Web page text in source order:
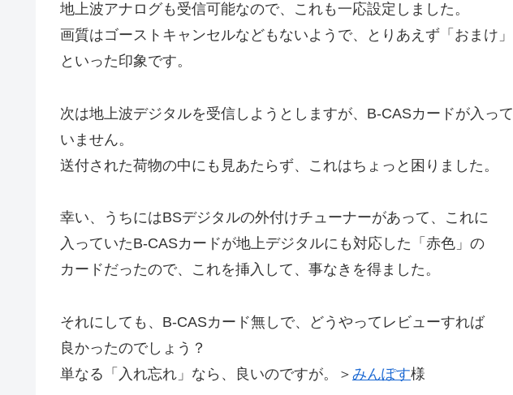
地上波アナログも受信可能なので、これも一応設定しました。
画質はゴーストキャンセルなどもないようで、とりあえず「おまけ」
といった印象です。
次は地上波デジタルを受信しようとしますが、B-CASカードが入って
いません。
送付された荷物の中にも見あたらず、これはちょっと困りました。
幸い、うちにはBSデジタルの外付けチューナーがあって、これに
入っていたB-CASカードが地上デジタルにも対応した「赤色」の
カードだったので、これを挿入して、事なきを得ました。
それにしても、B-CASカード無しで、どうやってレビューすれば
良かったのでしょう？
単なる「入れ忘れ」なら、良いのですが。＞ みんぽす様